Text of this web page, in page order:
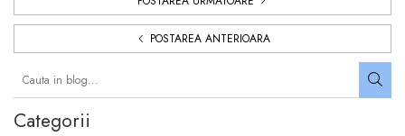
POSTAREA ANTERIOARA
Categorii